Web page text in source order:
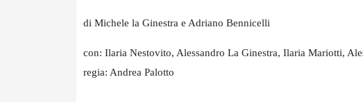
di Michele la Ginestra e Adriano Bennicelli
con: Ilaria Nestovito, Alessandro La Ginestra, Ilaria Mariotti,
regia: Andrea Palotto